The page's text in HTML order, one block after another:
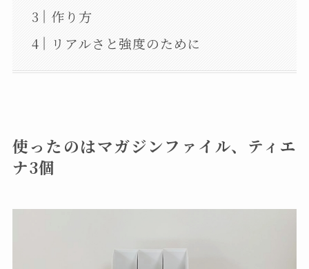
作り方
リアルさと強度のために
使ったのはマガジンファイル、ティエ
ナ3個